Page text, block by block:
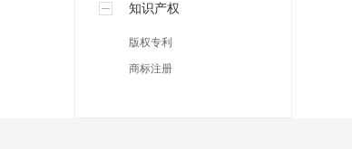
知识产权
版权专利
商标注册